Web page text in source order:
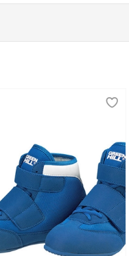
обеспечивает
отличаются
к
варианты с
с быстрой